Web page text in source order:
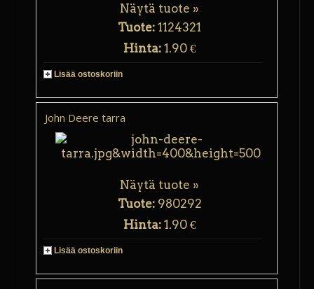
Näytä tuote »
Tuote:1124321
Hinta: 1.90 €
Lisää ostoskoriin
John Deere tarra
Näytä tuote »
Tuote: 980292
Hinta: 1.90 €
Lisää ostoskoriin